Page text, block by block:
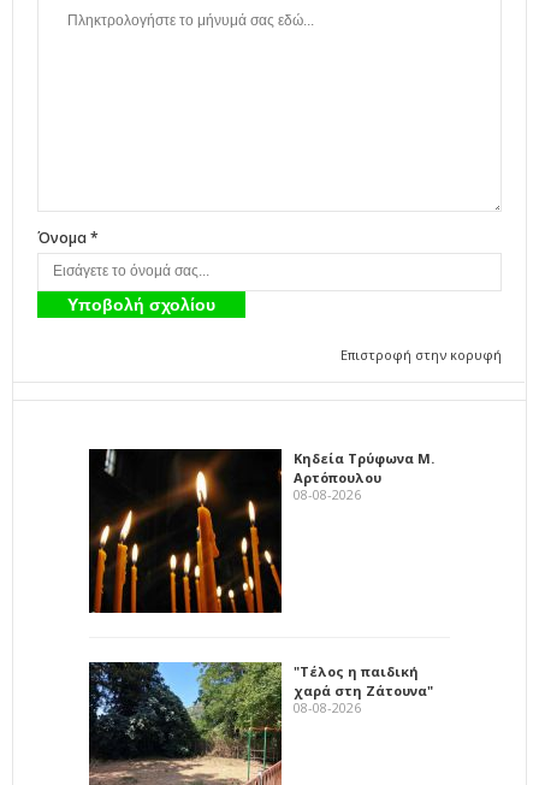
Όνομα *
Επιστροφή στην κορυφή
Κηδεία Τρύφωνα Μ.
Αρτόπουλου
08-08-2026
"Τέλος η παιδική
χαρά στη Ζάτουνα"
08-08-2026